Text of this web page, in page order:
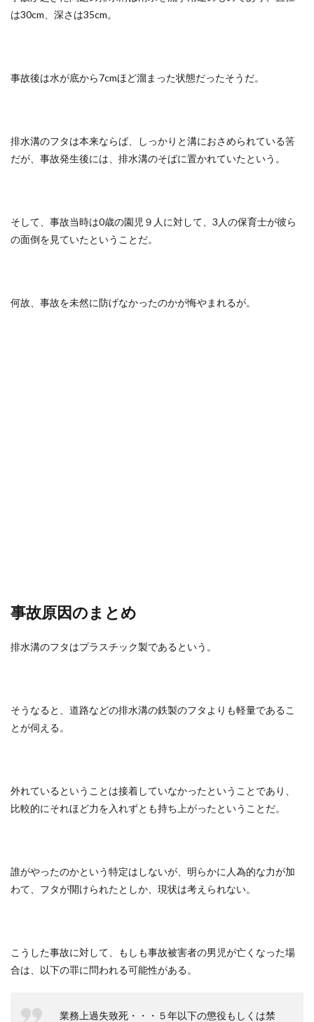
は30cm、深さは35cm。
事故後は水が底から7cmほど溜まった状態だったそうだ。
排水溝のフタは本来ならば、しっかりと溝におさめられている筈
だが、事故発生後には、排水溝のそばに置かれていたという。
そして、事故当時は0歳の園児９人に対して、3人の保育士が彼ら
の面倒を見ていたということだ。
何故、事故を未然に防げなかったのかが悔やまれるが。
事故原因のまとめ
排水溝のフタはプラスチック製であるという。
そうなると、道路などの排水溝の鉄製のフタよりも軽量であるこ
とが伺える。
外れているということは接着していなかったということであり、
比較的にそれほど力を入れずとも持ち上がったということだ。
誰がやったのかという特定はしないが、明らかに人為的な力が加
わて、フタが開けられたとしか、現状は考えられない。
こうした事故に対して、もしも事故被害者の男児が亡くなった場
合は、以下の罪に問われる可能性がある。
業務上過失致死・・・５年以下の懲役もしくは禁